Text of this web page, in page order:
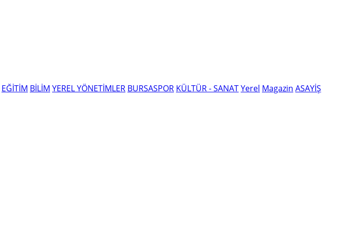
EĞİTİM BİLİM YEREL YÖNETİMLER BURSASPOR KÜLTÜR - SANATYerel Magazin ASAYİŞ